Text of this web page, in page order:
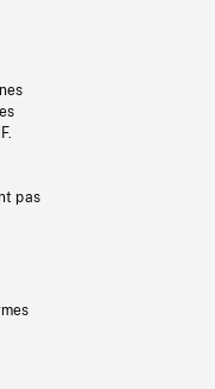
pas